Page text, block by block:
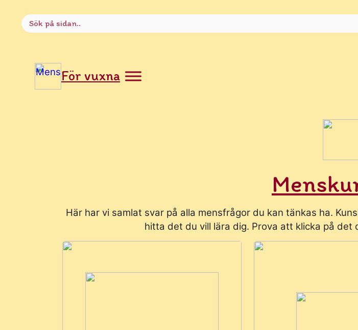
Sök
efter:
För vuxna
Här har vi samlat svar på alla mensfrågor du kan tänkas ha.
hitta det du vill lära dig. Prova att klicka på det